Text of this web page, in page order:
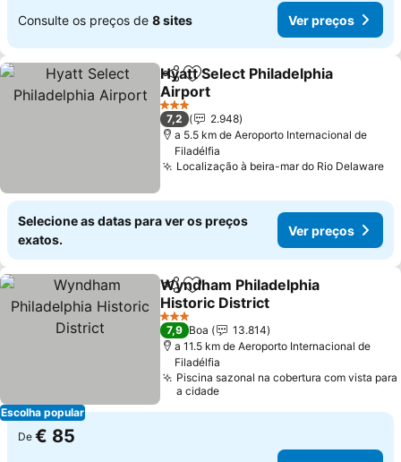
Consulte os preços de 8 sites Ver preços
PartilharAdicionar aos favoritos
Hyatt Select Philadelphia
Airport
3 Estrelas
7,2
2.948
a 5.5 km de Aeroporto Internacional de
Filadélfia
Localização à beira-mar do Rio Delaware
Selecione as datas para ver os preços
exatos.
Ver preços
Escolha popular
PartilharAdicionar aos favoritos
Wyndham Philadelphia
Historic District
3 Estrelas
7,9 Boa
13.814
a 11.5 km de Aeroporto Internacional de
Filadélfia
Piscina sazonal na cobertura com vista para
a cidade
De € 85